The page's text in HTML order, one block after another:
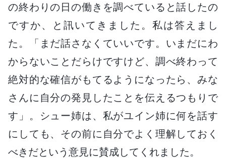
の終わりの日の働きを調べていると話したの
ですか、と訊いてきました。私は答えまし
た。「まだ話さなくていいです。いまだにわ
からないことだらけですけど、調べ終わって
絶対的な確信がもてるようになったら、みな
さんに自分の発見したことを伝えるつもりで
す」。シュー姉は、私がユイン姉に何を話す
にしても、その前に自分でよく理解しておく
べきだという意見に賛成してくれました。